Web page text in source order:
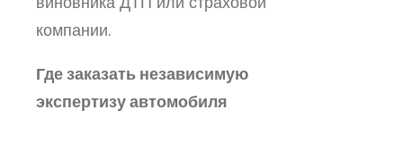
компании.
Где заказать независимую
экспертизу автомобиля